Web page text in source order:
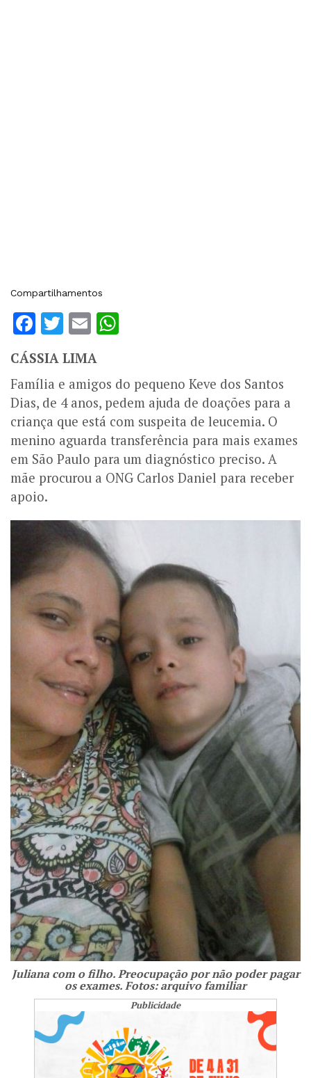
Compartilhamentos
Facebook
Twitter
Email
CÁSSIA LIMA
Família e amigos do pequeno Keve dos Santos
Dias, de 4 anos, pedem ajuda de doações para a
criança que está com suspeita de leucemia. O
menino aguarda transferência para mais exames
em São Paulo para um diagnóstico preciso. A
mãe procurou a ONG Carlos Daniel para receber
apoio.
Juliana com o filho. Preocupação por não poder pagar
os exames. Fotos: arquivo familiar
Publicidade